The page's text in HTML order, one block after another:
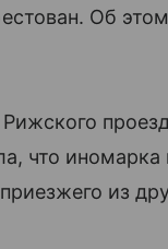
Об
что
из